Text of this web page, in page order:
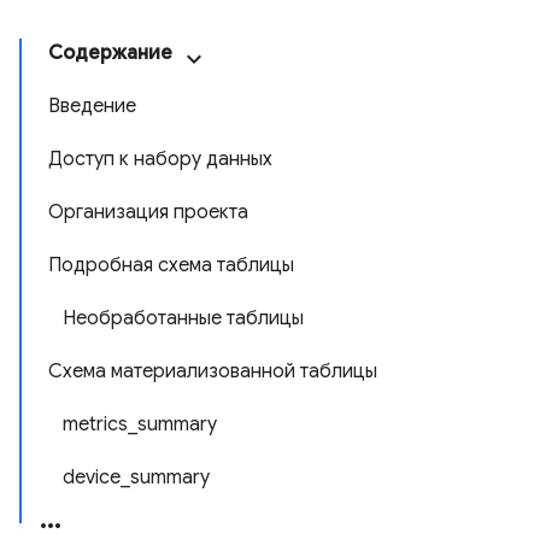
Содержание
Введение
Доступ к набору данных
Организация проекта
Подробная схема таблицы
Необработанные таблицы
Схема материализованной таблицы
metrics_summary
device_summary